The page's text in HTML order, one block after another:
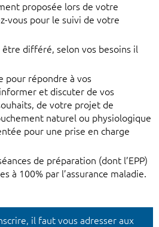
proposée lors de votre
vous pour le suivi de votre
différé, selon vos besoins il
pour répondre à vos
et discuter de vos
de votre projet de
naturel ou physiologique
pour une prise en charge
de préparation (dont l’EPP)
à 100% par l’assurance maladie.
il faut vous adresser aux